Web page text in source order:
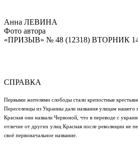
Анна ЛЕВИНА
Фото автора
«ПРИЗЫВ» № 48 (12318) ВТОРНИК 14
СПРАВКА
Первыми жителями слободы стали крепостные
Переселенцы из Украины дали названия улицам
Красная они назвали Червоной, что в переводе с
отличие от других улиц Красная после революции не
своё первоначальное название.